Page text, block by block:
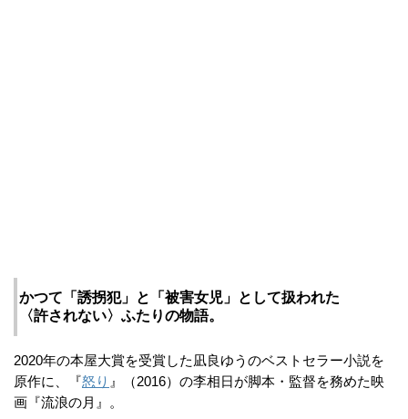
かつて「誘拐犯」と「被害女児」として扱われた
〈許されない〉ふたりの物語。
2020年の本屋大賞を受賞した凪良ゆうのベストセラー小説を
原作に、『怒り 』（2016）の李相日が脚本・監督を務めた映
画『流浪の月』。